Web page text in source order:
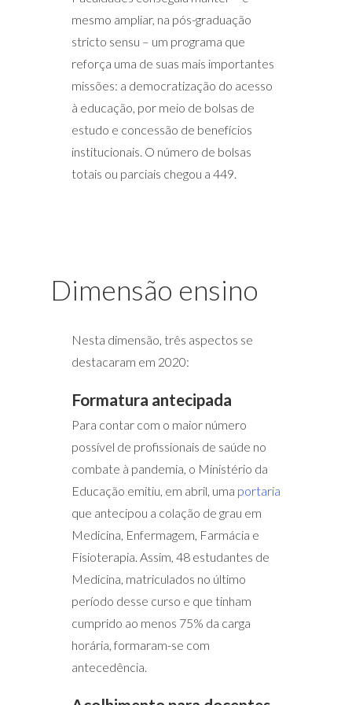
pessoas participaram.
Manual de Biossegurança, com
definição de protocolos a serem
seguidos.
mesmo ampliar, na pós-graduação
stricto sensu – um programa que
reforça uma de suas mais importantes
missões: a democratização do acesso
à educação, por meio de bolsas de
estudo e concessão de benefícios
institucionais. O número de bolsas
totais ou parciais chegou a 449.
Dimensão ensino
Nesta dimensão, três aspectos se
destacaram em 2020:
Formatura antecipada
Para contar com o maior número
possível de profissionais de saúde no
combate à pandemia, o Ministério da
Educação emitiu, em abril, uma portaria
que antecipou a colação de grau em
Medicina, Enfermagem, Farmácia e
Fisioterapia. Assim, 48 estudantes de
Medicina, matriculados no último
período desse curso e que tinham
cumprido ao menos 75% da carga
horária, formaram-se com
antecedência.